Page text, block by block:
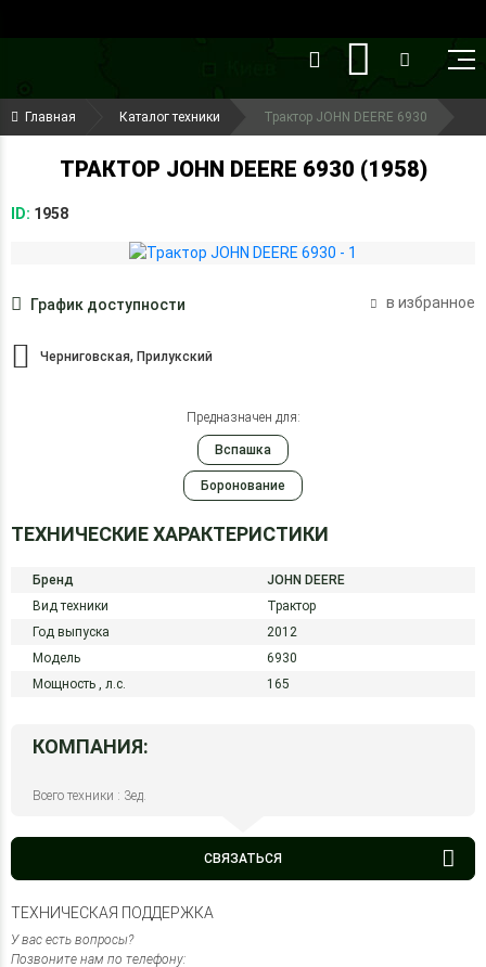
(099) 644-79-22
(050) 416-93-27
Главная Каталог техники Трактор JOHN DEERE 6930
ТРАКТОР JOHN DEERE 6930 (1958)
ID: 1958
График доступности в избранное
Черниговская, Прилукский
Предназначен для:
Вспашка
Боронование
ТЕХНИЧЕСКИЕ ХАРАКТЕРИСТИКИ
Бренд
JOHN DEERE
Вид техники
Трактор
Год выпуска
2012
Модель
6930
Мощность , л.с. 165
КОМПАНИЯ:
Всего техники : 3ед.
СВЯЗАТЬСЯ
ТЕХНИЧЕСКАЯ ПОДДЕРЖКА
У вас есть вопросы?
Позвоните нам по телефону: